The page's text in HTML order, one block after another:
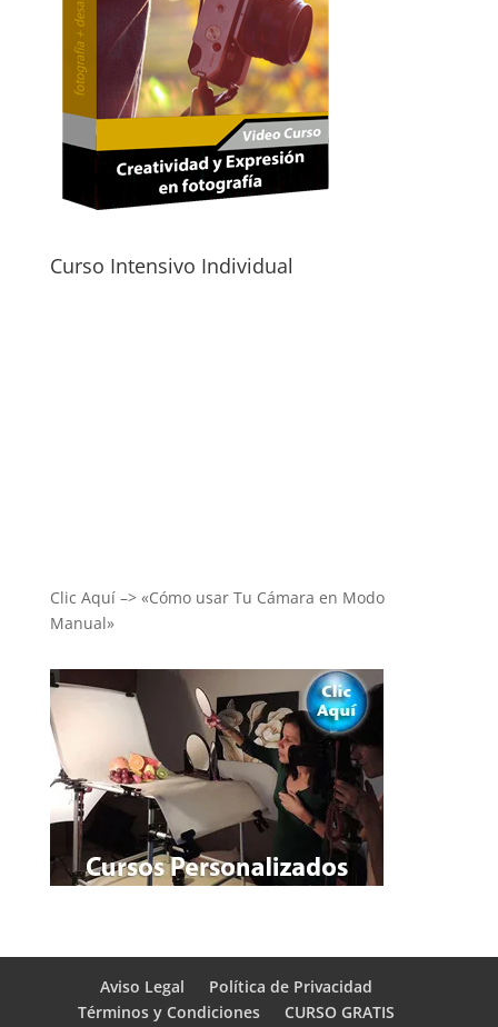
Curso Intensivo Individual
Clic Aquí –> «Cómo usar Tu Cámara en Modo
Manual»
Aviso Legal
Política de Privacidad
Términos y Condiciones
CURSO GRATIS